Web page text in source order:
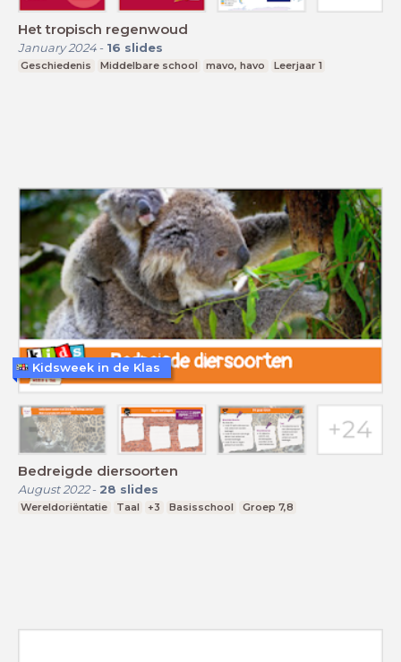
Het tropisch regenwoud
January 2024- 16 slides
Geschiedenis Middelbare school mavo, havo Leerjaar 1
Bedreigde diersoorten
August 2022- 28 slides
Wereldoriëntatie Taal +3 Basisschool Groep 7,8
Kidsweek in de Klas